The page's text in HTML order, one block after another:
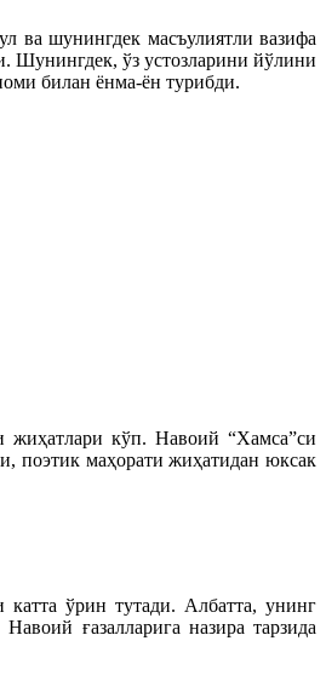
ва шунингдек масъулиятли вазифа
Шунингдек, ўз устозларини йўлини
билан ёнма-ён турибди.
кўп. Навоий “Хамса”си
поэтик маҳорати жиҳатидан юксак
ўрин тутади. Албатта, унинг
ғазалларига назира тарзида